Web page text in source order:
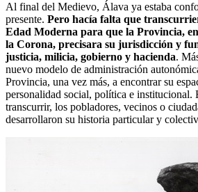
Al final del Medievo, Álava ya estaba
presente. Pero hacía falta que
Edad Moderna para que la Provincia,
la Corona, precisara su jurisdicción y
justicia, milicia, gobierno y hacienda.
nuevo modelo de administración
Provincia, una vez más, a encontrar su
personalidad social, política e institucional.
transcurrir, los pobladores, vecinos o
desarrollaron su historia particular y